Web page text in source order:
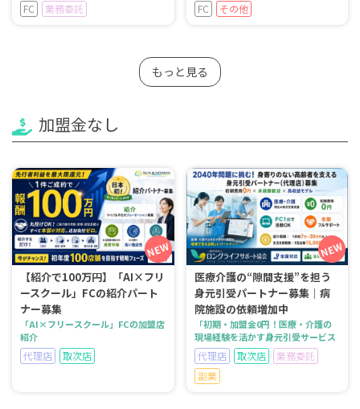
FC 業務委託 FC その他
もっと見る
加盟金なし
【紹介で100万円】「AI×フリ
ースクール」FCの紹介パート
ナー募集
「AI×フリースクール」FCの加盟店
紹介
代理店 取次店
医療介護の“隙間支援”を担う
身元引受パートナー募集｜病
院施設の依頼増加中
「初期・加盟金0円！医療・介護の
現場経験を活かす身元引受サービス
代理店 取次店
業務委託
副業